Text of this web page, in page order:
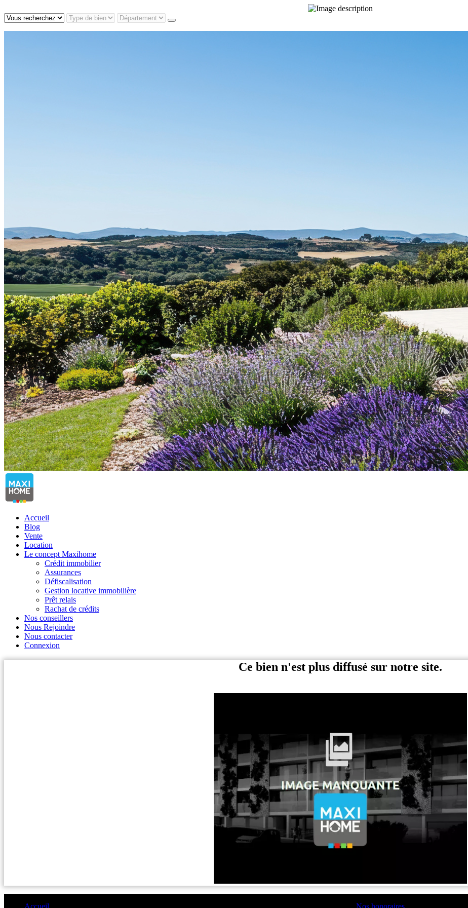
Accueil
Blog
Vente
Location
Le concept Maxihome
Crédit immobilier
Assurances
Défiscalisation
Gestion locative immobilière
Prêt relais
Rachat de crédits
Nos conseillers
Nous Rejoindre
Nous contacter
Connexion
Ce bien n'est plus diffusé sur notre site.